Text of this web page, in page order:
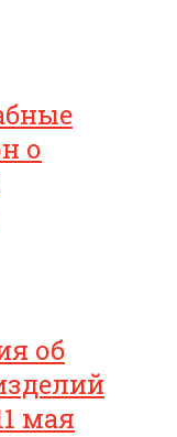
о
об
мая